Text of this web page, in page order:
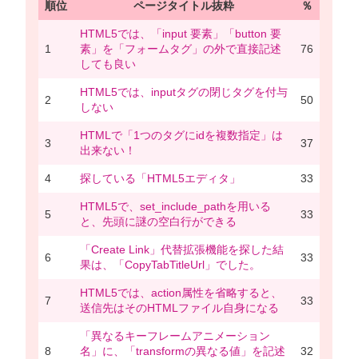
順位 ページタイトル抜粋 ％
1
HTML5では、「input 要素」「button 要
素」を「フォームタグ」の外で直接記述
しても良い
76
2
HTML5では、inputタグの閉じタグを付与
しない
50
3
HTMLで「1つのタグにidを複数指定」は
出来ない！
37
4 探している「HTML5エディタ」 33
5
HTML5で、set_include_pathを用いる
と、先頭に謎の空白行ができる
33
6
「Create Link」代替拡張機能を探した結
果は、「CopyTabTitleUrl」でした。
33
7
HTML5では、action属性を省略すると、
送信先はそのHTMLファイル自身になる
33
8
「異なるキーフレームアニメーション
名」に、「transformの異なる値」を記述
32